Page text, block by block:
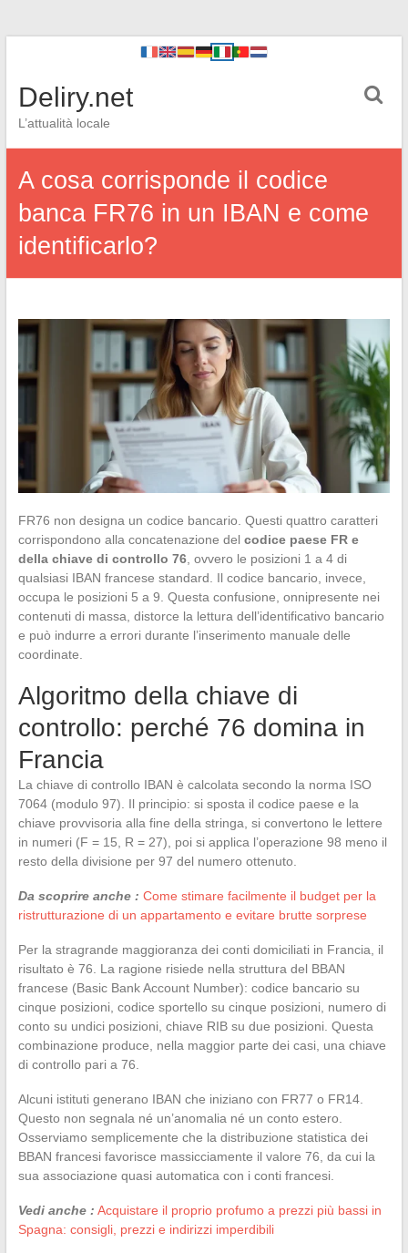
Deliry.net
L’attualità locale
A cosa corrisponde il codice
banca FR76 in un IBAN e come
identificarlo?
FR76 non designa un codice bancario. Questi quattro caratteri
corrispondono alla concatenazione del codice paese FR e
della chiave di controllo 76, ovvero le posizioni 1 a 4 di
qualsiasi IBAN francese standard. Il codice bancario, invece,
occupa le posizioni 5 a 9. Questa confusione, onnipresente nei
contenuti di massa, distorce la lettura dell’identificativo bancario
e può indurre a errori durante l’inserimento manuale delle
coordinate.
Algoritmo della chiave di
controllo: perché 76 domina in
Francia
La chiave di controllo IBAN è calcolata secondo la norma ISO
7064 (modulo 97). Il principio: si sposta il codice paese e la
chiave provvisoria alla fine della stringa, si convertono le lettere
in numeri (F = 15, R = 27), poi si applica l’operazione 98 meno il
resto della divisione per 97 del numero ottenuto.
Da scoprire anche : Come stimare facilmente il budget per la
ristrutturazione di un appartamento e evitare brutte sorprese
Per la stragrande maggioranza dei conti domiciliati in Francia, il
risultato è 76. La ragione risiede nella struttura del BBAN
francese (Basic Bank Account Number): codice bancario su
cinque posizioni, codice sportello su cinque posizioni, numero di
conto su undici posizioni, chiave RIB su due posizioni. Questa
combinazione produce, nella maggior parte dei casi, una chiave
di controllo pari a 76.
Alcuni istituti generano IBAN che iniziano con FR77 o FR14.
Questo non segnala né un’anomalia né un conto estero.
Osserviamo semplicemente che la distribuzione statistica dei
BBAN francesi favorisce massicciamente il valore 76, da cui la
sua associazione quasi automatica con i conti francesi.
Vedi anche : Acquistare il proprio profumo a prezzi più bassi in
Spagna: consigli, prezzi e indirizzi imperdibili